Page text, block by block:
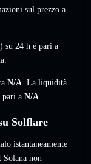
sul prezzo a
su 24 h è pari a
N/A. La liquidità
pari a N/A.
Solflare
istantaneamente
non-